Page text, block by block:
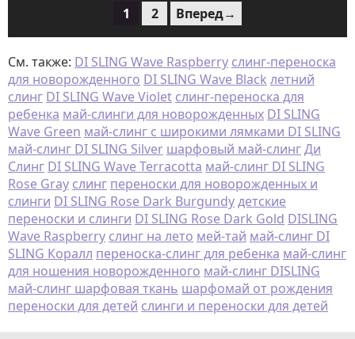
1 2 Вперед→
См. также: DI SLING Wave Raspberry слинг-переноска
для новорожденного DI SLING Wave Black летний
слинг DI SLING Wave Violet слинг-переноска для
ребенка май-слинги для новорожденных DI SLING
Wave Green май-слинг с широкими лямками DI SLING
май-слинг DI SLING Silver шарфовый май-слингДи
Слинг DI SLING Wave Terracotta май-слинг DI SLING
Rose Gray слинг переноски для новорожденных и
слинги DI SLING Rose Dark Burgundyдетские
переноски и слинги DI SLING Rose Dark Gold DISLING
Wave Raspberry слинг на лето мей-тай май-слинг DI
SLING Коралл переноска-слинг для ребенка май-слинг
для ношения новорожденного май-слинг DISLING
май-слинг шарфовая ткань шарфомай от рождения
переноски для детей слинги и переноски для детей